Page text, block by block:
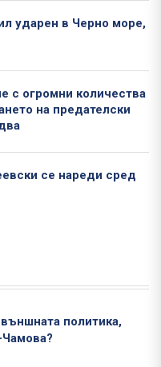
ударен в Черно море,
с огромни количества
на предателски
се нареди сред
политика,